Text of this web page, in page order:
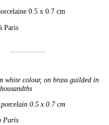
0.5 x 0.7 cm
Paris
white colour, on brass guilded in
0.5 x 0.7 cm
Paris